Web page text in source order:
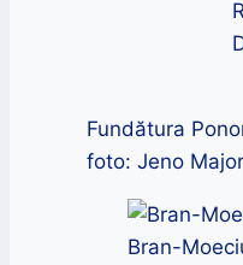
Fundătura
foto: Jeno Major
Bran-